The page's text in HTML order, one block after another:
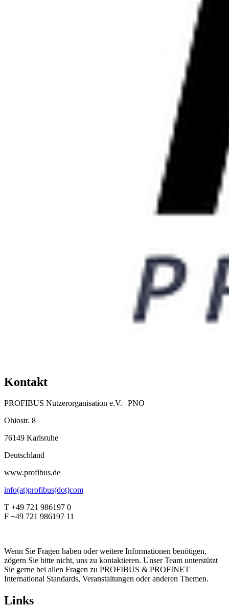
Kontakt
PROFIBUS Nutzerorganisation e.V. | PNO
Ohiostr. 8
76149 Karlsruhe
Deutschland
www.profibus.de
info(at)profibus(dot)com
T +49 721 986197 0
F +49 721 986197 11
Wenn Sie Fragen haben oder weitere Informationen benötigen,
zögern Sie bitte nicht, uns zu kontaktieren. Unser Team unterstützt
Sie gerne bei allen Fragen zu PROFIBUS & PROFINET
International Standards, Veranstaltungen oder anderen Themen.
Links